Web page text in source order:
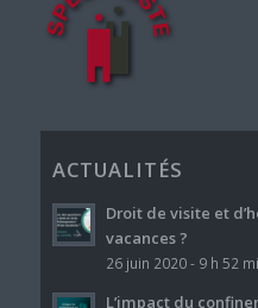
ACTUALITÉS
Droit de visite et
vacances ?
26 juin 2020 - 9 h 52
L’impact du